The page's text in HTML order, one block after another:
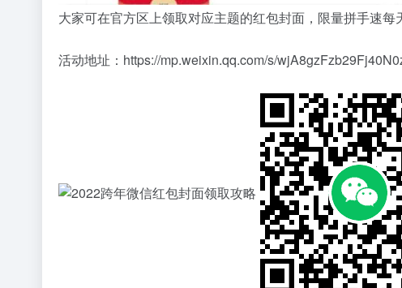
大家可在官方区上领取对应主题的红包封面，限量拼手速每
活动地址： https://mp.weixin.qq.com/s/